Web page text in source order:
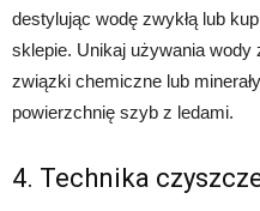
destylując wodę zwykłą lub
sklepie. Unikaj używania
związki chemiczne lub
powierzchnię szyb z ledami.
4. Technika